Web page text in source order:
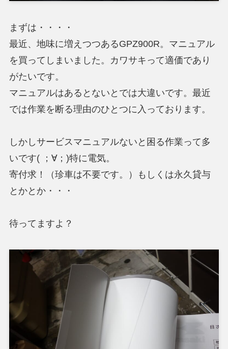
まずは・・・・
最近、地味に増えつつあるGPZ900R。マニュアル
を買ってしまいました。カワサキって適価であり
がたいです。
マニュアルはあるとないとでは大違いです。最近
では作業を断る理由のひとつに入っております。
しかしサービスマニュアルないと困る作業って多
いです( ；∀；)特に電気。
寄付求！（珍車は不要です。）もしくは永久貸与
とかとか・・・
待ってますよ？